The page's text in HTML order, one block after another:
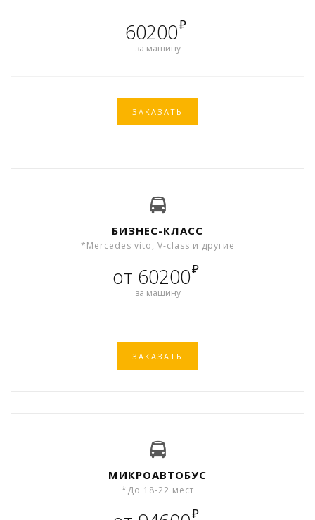
60200₽
за машину
ЗАКАЗАТЬ
БИЗНЕС-КЛАСС
*Mercedes vito, V-class и другие
от 60200₽
за машину
ЗАКАЗАТЬ
МИКРОАВТОБУС
*До 18-22 мест
₽